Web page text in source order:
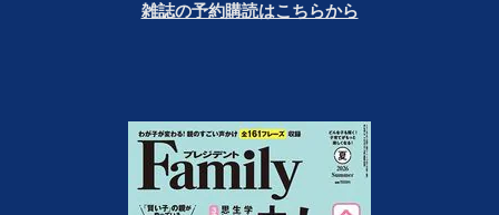
雑誌の予約購読はこちらから